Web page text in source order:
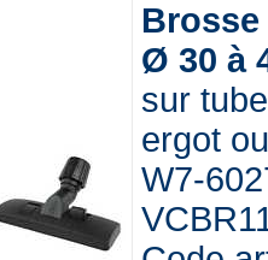
Ø 30 à
sur
ergot
W7-